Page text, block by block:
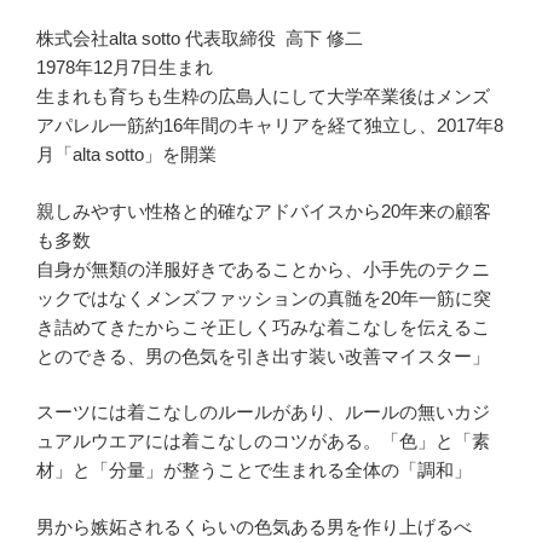
株式会社alta sotto 代表取締役 高下 修二
1978年12月7日生まれ
生まれも育ちも生粋の広島人にして大学卒業後はメンズ
アパレル一筋約16年間のキャリアを経て独立し、2017年8
月「alta sotto」を開業
親しみやすい性格と的確なアドバイスから20年来の顧客
も多数
自身が無類の洋服好きであることから、小手先のテクニ
ックではなくメンズファッションの真髄を20年一筋に突
き詰めてきたからこそ正しく巧みな着こなしを伝えるこ
とのできる、男の色気を引き出す装い改善マイスター」
スーツには着こなしのルールがあり、ルールの無いカジ
ュアルウエアには着こなしのコツがある。「色」と「素
材」と「分量」が整うことで生まれる全体の「調和」
男から嫉妬されるくらいの色気ある男を作り上げるべ